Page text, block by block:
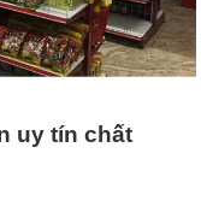
uy tín chất